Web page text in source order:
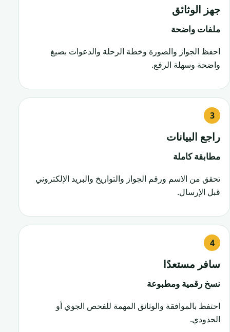
جهز الوثائق
ملفات واضحة
احفظ الجواز والصورة وخطة الرحلة والدعوات بصيغ
واضحة وسهلة الرفع.
راجع البيانات
مطابقة كاملة
تحقق من الاسم ورقم الجواز والتواريخ والبريد الإلكتروني
قبل الإرسال.
سافر مستعدًا
نسخ رقمية ومطبوعة
احتفظ بالموافقة والوثائق المهمة للفحص الجوي أو
الحدودي.